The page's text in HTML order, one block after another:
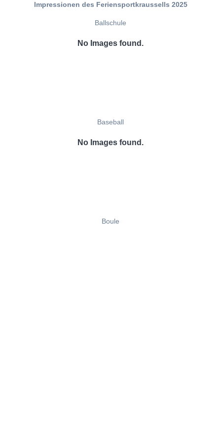
Impressionen des Feriensportkraussells 2025
Ballschule
No Images found.
Baseball
No Images found.
Boule